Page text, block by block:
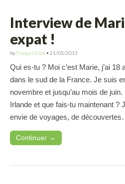
Interview de
expat !
by Français Cork • 21/03/2013
Qui es-tu ? Moi c’est Marie, j’ai
dans le sud de la France. Je suis
novembre et jusqu’au mois de
Irlande et que fais-tu maintenant ?
envie de voyages, de
Continuer →